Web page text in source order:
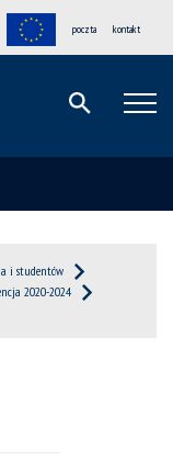
poczta kontakt
i studentów
2020-2024